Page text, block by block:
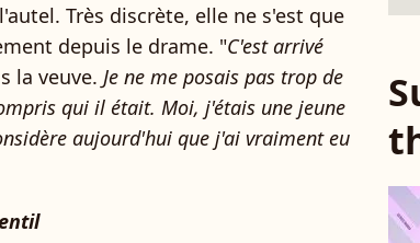
Très discrète, elle ne s'est que
depuis le drame. "C'est arrivé
la veuve. Je ne me posais pas trop de
qui il était. Moi, j'étais une jeune
aujourd'hui que j'ai vraiment eu